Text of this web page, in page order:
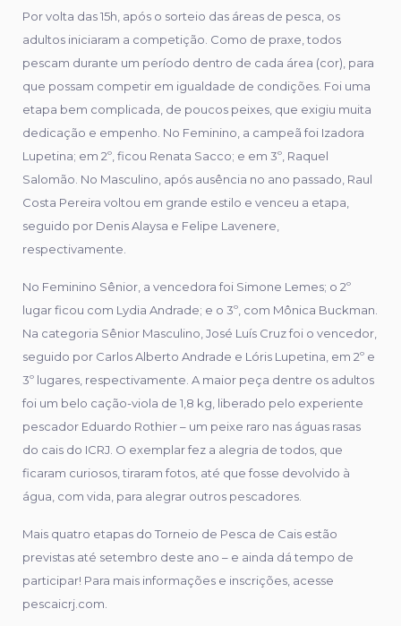
Por volta das 15h, após o sorteio das áreas de pesca, os
adultos iniciaram a competição. Como de praxe, todos
pescam durante um período dentro de cada área (cor), para
que possam competir em igualdade de condições. Foi uma
etapa bem complicada, de poucos peixes, que exigiu muita
dedicação e empenho. No Feminino, a campeã foi Izadora
Lupetina; em 2º, ficou Renata Sacco; e em 3º, Raquel
Salomão. No Masculino, após ausência no ano passado, Raul
Costa Pereira voltou em grande estilo e venceu a etapa,
seguido por Denis Alaysa e Felipe Lavenere,
respectivamente.
No Feminino Sênior, a vencedora foi Simone Lemes; o 2º
lugar ficou com Lydia Andrade; e o 3º, com Mônica Buckman.
Na categoria Sênior Masculino, José Luís Cruz foi o vencedor,
seguido por Carlos Alberto Andrade e Lóris Lupetina, em 2º e
3º lugares, respectivamente. A maior peça dentre os adultos
foi um belo cação-viola de 1,8 kg, liberado pelo experiente
pescador Eduardo Rothier – um peixe raro nas águas rasas
do cais do ICRJ. O exemplar fez a alegria de todos, que
ficaram curiosos, tiraram fotos, até que fosse devolvido à
água, com vida, para alegrar outros pescadores.
Mais quatro etapas do Torneio de Pesca de Cais estão
previstas até setembro deste ano – e ainda dá tempo de
participar! Para mais informações e inscrições, acesse
pescaicrj.com.